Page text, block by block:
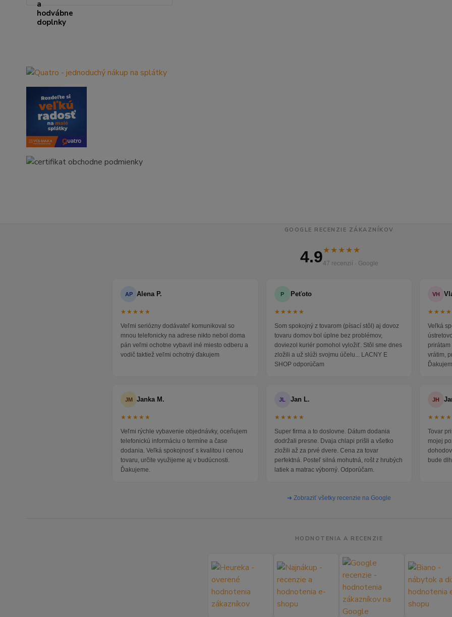
GOOGLE RECENZIE ZÁKAZNÍKOV
4.9★★★★★
47 recenzií · Google
AP Alena P.
★★★★★
Veľmi seriózny dodávateľ komunikoval so
mnou telefonicky na adrese nikto nebol doma
pán veľmi ochotne vybavil iné miesto odberu a
vodič taktiež veľmi ochotný ďakujem
P Peťoto
★★★★★
Som spokojný z tovarom (písací stôl) aj dovoz
tovaru domov bol úplne bez problémov,
doviezol kuriér pomohol vyložiť. Stôl sme dnes
zložili a už slúži svojmu účelu... LACNY E
SHOP odporúčam
VH
Veľká
vrátim,
JM Janka M.
★★★★★
Veľmi rýchle vybavenie objednávky, oceňujem
telefonickú informáciu o termíne a čase
dodania. Veľká spokojnosť s kvalitou i cenou
tovaru, určite využijeme aj v budúcnosti.
Ďakujeme.
JL Jan L.
★★★★★
Super firma a to doslovne. Dátum dodania
dodržali presne. Dvaja chlapi prišli a všetko
zložili až za prvé dvere. Cena za tovar
perfektná. Posteľ silná mohutná, rošt z hrubých
latiek a matrac výborný. Odporúčam.
JH
Tovar
mojej
bude
➜ Zobraziť všetky recenzie na Google
HODNOTENIA A RECENZIE